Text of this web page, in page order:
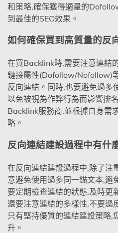
和策略,確保獲得適量的
到最佳的SEO效果。
如何確保買到高質量的反
在買Backlink時,需要注意連結
鏈接屬性(Dofollow/Nofollow)
反向連結。同時,也要避免過多
以免被視為作弊行為而影響排
Backlink服務商,並根據自身需
略。
反向連結建設過程中有什
在反向連結建設過程中,除了注
意避免使用過多同一錨文本,避
要定期檢查連結的狀態,及時更
還要注意連結的多樣性,不要過
只有堅持優質的連結建設策略,
升。